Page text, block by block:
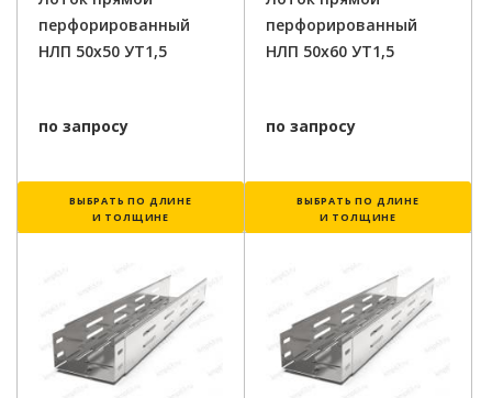
перфорированный
НЛП 50х50 УТ1,5
по запросу
ВЫБРАТЬ ПО ДЛИНЕ
И ТОЛЩИНЕ
перфорированный
НЛП 50х60 УТ1,5
по запросу
ВЫБРАТЬ ПО ДЛИНЕ
И ТОЛЩИНЕ